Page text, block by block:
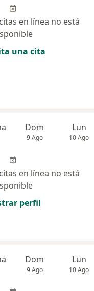
en línea no está
una cita
Dom
9 Ago
Lun
10 Ago
en línea no está
perfil
Dom
9 Ago
Lun
10 Ago